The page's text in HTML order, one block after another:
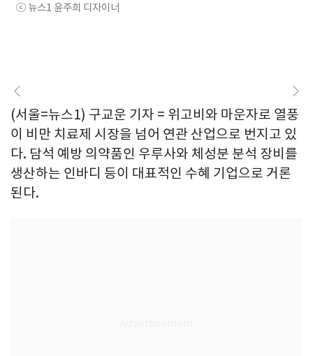
ⓒ 뉴스1 윤주희 디자이너
(서울=뉴스1) 구교운 기자 = 위고비와 마운자로 열풍
이 비만 치료제 시장을 넘어 연관 산업으로 번지고 있
다. 담석 예방 의약품인 우루사와 체성분 분석 장비를
생산하는 인바디 등이 대표적인 수혜 기업으로 거론
된다.